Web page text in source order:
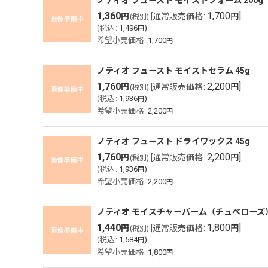
1,360円 (税別) 通常販売価格: 1,700円]
(税込 : 1,496円)
希望小売価格: 1,700円
ノティオ フュースト モイストセラム 45g
1,760円 (税別) 通常販売価格: 2,200円]
(税込 : 1,936円)
希望小売価格: 2,200円
ノティオ フュースト ドライワックス 45g
1,760円 (税別) 通常販売価格: 2,200円]
(税込 : 1,936円)
希望小売価格: 2,200円
ノティオ モイスチャーバーム（チュベローズ
1,440円 (税別) 通常販売価格: 1,800円]
(税込 : 1,584円)
希望小売価格: 1,800円